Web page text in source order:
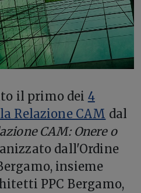
il primo dei 4
Relazione CAM dal
CAM: Onere o
dall'Ordine
insieme
PPC Bergamo,